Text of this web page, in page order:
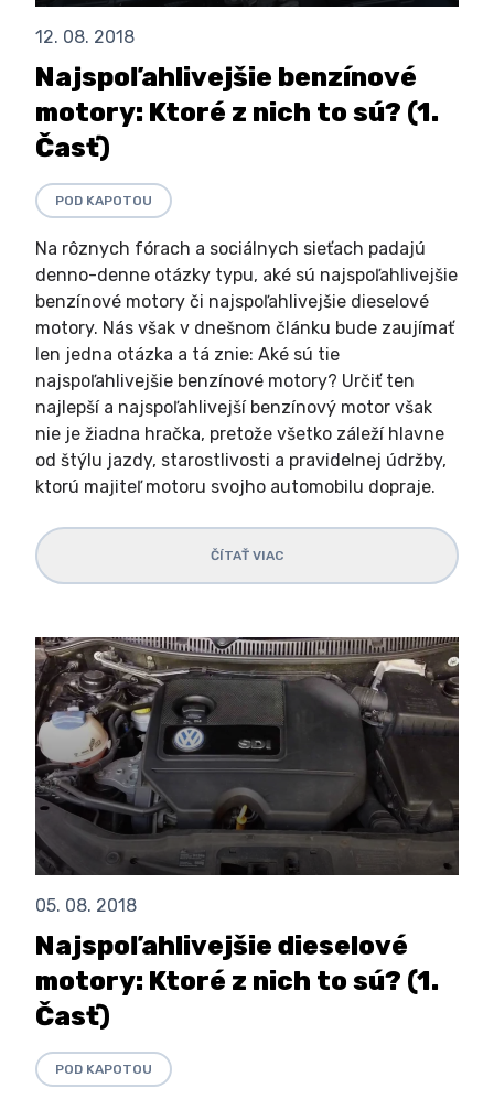
12. 08. 2018
Najspoľahlivejšie benzínové
motory: Ktoré z nich to sú? (1.
Časť)
POD KAPOTOU
Na rôznych fórach a sociálnych sieťach padajú
denno-denne otázky typu, aké sú najspoľahlivejšie
benzínové motory či najspoľahlivejšie dieselové
motory. Nás však v dnešnom článku bude zaujímať
len jedna otázka a tá znie: Aké sú tie
najspoľahlivejšie benzínové motory? Určiť ten
najlepší a najspoľahlivejší benzínový motor však
nie je žiadna hračka, pretože všetko záleží hlavne
od štýlu jazdy, starostlivosti a pravidelnej údržby,
ktorú majiteľ motoru svojho automobilu dopraje.
ČÍTAŤ VIAC
05. 08. 2018
Najspoľahlivejšie dieselové
motory: Ktoré z nich to sú? (1.
Časť)
POD KAPOTOU